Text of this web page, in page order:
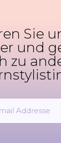
Sie
und
zu